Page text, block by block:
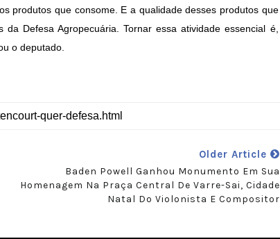
produtos que consome. E a qualidade desses produtos que
Defesa Agropecuária. Tornar essa atividade essencial é,
o deputado.
Older Article
Baden Powell Ganhou Monumento Em Sua
Homenagem Na Praça Central De Varre-Sai, Cidade
Natal Do Violonista E Compositor